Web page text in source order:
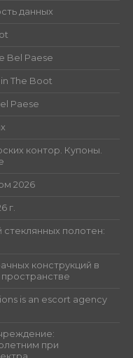
данных
Bel Paese
The Boot
Paese
контор. Купоны.
2026
г.
полотен:
конструкций в
is an escort agency
при